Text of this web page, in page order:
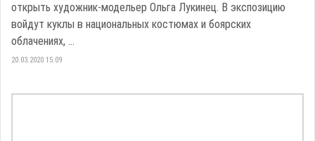
открыть художник-модельер Ольга Лукинец. В экспозицию
войдут куклы в национальных костюмах и боярских
облачениях, ...
20.03.2020 15:09